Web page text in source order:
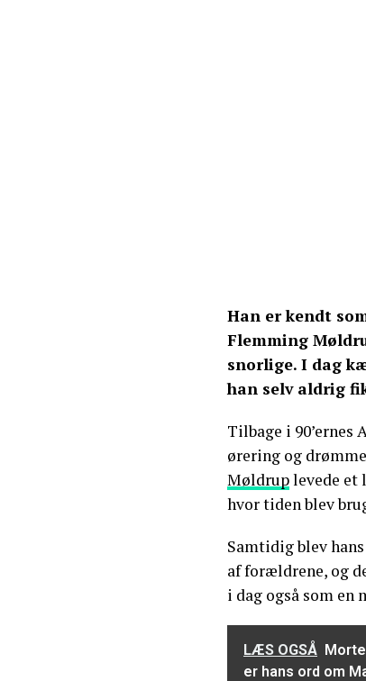
Han er kendt
Flemming
snorlige. I dag
han selv aldrig
Tilbage i 90’ernes
ørering og
Møldruplevede et
hvor tiden blev
Samtidig blev
af forældrene, og
i dag også som en
LÆS OGSÅ
er hans ord om